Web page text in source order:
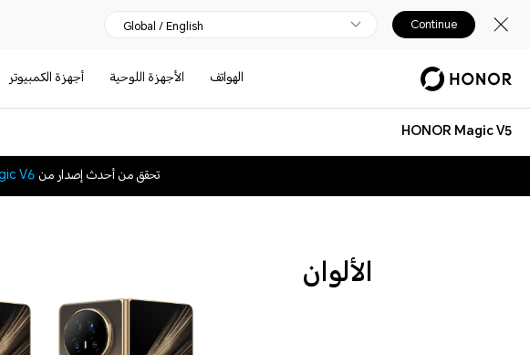
Global / English Continue
الهواتف الأجهزة اللوحية أجهزة الكمبيوتر
HONOR Magic V5
تحقق من أحدث إصدار منV6
الألوان